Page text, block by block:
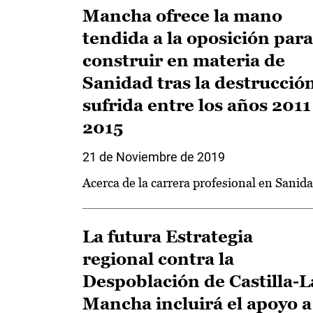
Mancha ofrece la mano
tendida a la oposición para
construir en materia de
Sanidad tras la
sufrida entre los años 2011
2015
21 de Noviembre de 2019
Acerca de la carrera profesional en
La futura Estrategia
regional contra la
Despoblación de Castilla-
Mancha incluirá el apoyo a